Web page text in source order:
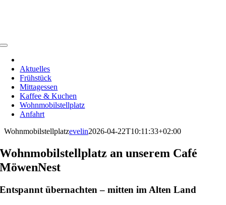
Toggle
Aktuelles
Frühstück
Mittagessen
Kaffee & Kuchen
Wohnmobilstellplatz
Anfahrt
Wohnmobilstellplatzevelin2026-04-22T10:11:33+02:00
Wohnmobilstellplatz an unserem Café
MöwenNest
Entspannt übernachten – mitten im Alten Land